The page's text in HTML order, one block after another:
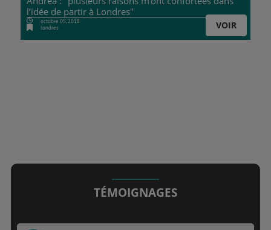
l’idée de partir à Londres"
VOIR
octobre 05, 2018
londres
TÉMOIGNAGES